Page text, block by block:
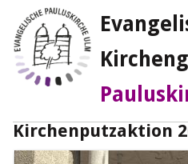
Kirchenputzaktion